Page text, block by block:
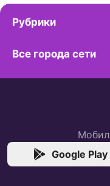
Рубрики
Все города сети
Google Play